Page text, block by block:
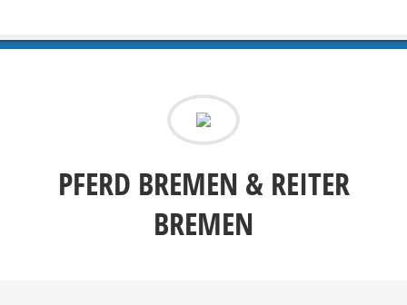
PFERD BREMEN & REITER
BREMEN